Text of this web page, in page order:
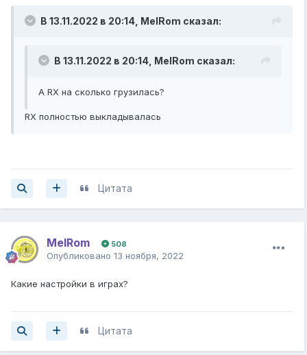
В 13.11.2022 в 20:14, MelRom сказал:
В 13.11.2022 в 20:14, MelRom сказал:
А RX на сколько грузилась?
RX полностью выкладывалась
Цитата
MelRom 508
Опубликовано 13 ноября, 2022
Какие настройки в играх?
Цитата